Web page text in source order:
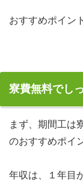
おすすめポイン
寮費無料でし
まず、期間工は
のおすすめポイ
年収は、１年目